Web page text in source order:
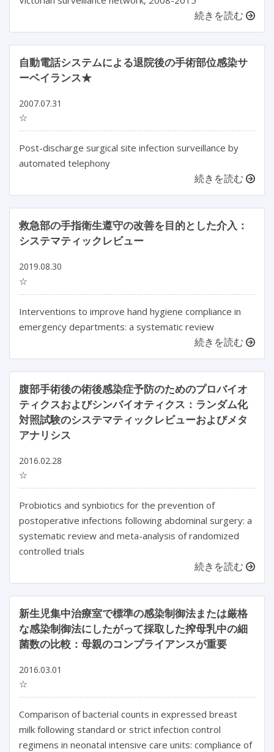
続きを読む
自動電話システムによる退院後の手術部位感染サ
ーベイランス★
2007.07.31
☆
Post-discharge surgical site infection surveillance by
automated telephony
続きを読む
救急部の手指衛生遵守の改善を目的とした介入：
システマティックレビュー
2019.08.30
☆
Interventions to improve hand hygiene compliance in
emergency departments: a systematic review
続きを読む
腹部手術後の術後感染症予防のためのプロバイオ
ティクスおよびシンバイオティクス：ランダム化
対照試験のシステマティックレビューおよびメタ
アナリシス
2016.02.28
☆
Probiotics and synbiotics for the prevention of
postoperative infections following abdominal surgery: a
systematic review and meta-analysis of randomized
controlled trials
続きを読む
新生児集中治療室で標準の感染制御法または厳格
な感染制御法にしたがって採取した搾母乳中の細
菌数の比較：母親のコンプライアンスが重要
2016.03.01
☆
Comparison of bacterial counts in expressed breast
milk following standard or strict infection control
regimens in neonatal intensive care units: compliance of